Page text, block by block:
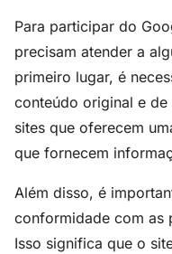
Para participar do
precisam atender a
primeiro lugar, é
conteúdo original e
sites que oferecem
que fornecem
Além disso, é
conformidade com as
Isso significa que o